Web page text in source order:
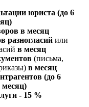
юриста (до 6
в месяц
разногласийили
в месяц
(письма,
в месяц
(до 6
месяц)
- 15 %